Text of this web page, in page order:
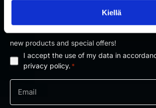
Kiellä
SUBSCRIBE TO RAKETTITUKKU'S
new products and special offers!
Privacy
policy
I accept the use of my data in
privacy policy. *
Email